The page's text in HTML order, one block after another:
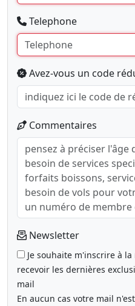
Telephone
Avez-vous un code
Commentaires
Newsletter
Je souhaite m'inscrire à
recevoir les dernières
mail
En aucun cas votre mail